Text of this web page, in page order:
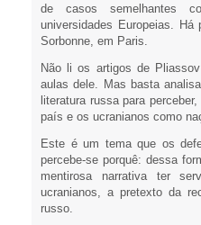
de casos semelhantes
universidades Europeias.
Sorbonne, em Paris.
Não li os artigos de
aulas dele. Mas basta
literatura russa para
país e os ucranianos como
Este é um tema que os
percebe-se porquê: dessa
mentirosa narrativa ter
ucranianos, a pretexto da
russo.